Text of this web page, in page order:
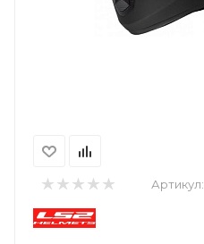
Артикул: